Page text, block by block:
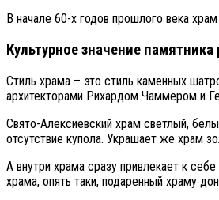
В начале 60-х годов прошлого века
Культурное значение
Стиль храма – это стиль каменных
архитекторами Рихардом Чаммером и
Свято-Алексиевский храм светлый,
отсутствие купола. Украшает же храм
А внутри храма сразу привлекает к
храма, опять таки, подаренный храму